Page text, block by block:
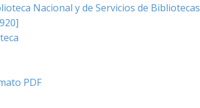
Nacional y de Servicios de Bibliotecas
PDF